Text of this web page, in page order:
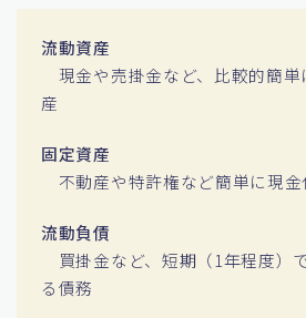
流動資産
現金や売掛金など、比較的簡単
産
固定資産
不動産や特許権など簡単に現金
流動負債
買掛金など、短期（1年程度）
る債務